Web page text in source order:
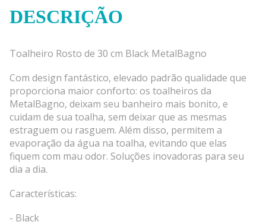
DESCRIÇÃO
Toalheiro Rosto de 30 cm Black MetalBagno
Com design fantástico, elevado padrão qualidade que
proporciona maior conforto: os toalheiros da
MetalBagno, deixam seu banheiro mais bonito, e
cuidam de sua toalha, sem deixar que as mesmas
estraguem ou rasguem. Além disso, permitem a
evaporação da água na toalha, evitando que elas
fiquem com mau odor. Soluções inovadoras para seu
dia a dia.
Características:
- Black